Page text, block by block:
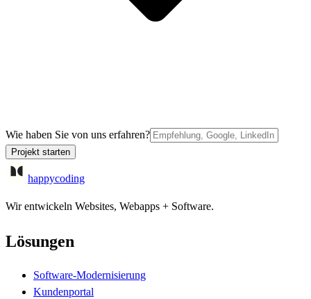
Wie haben Sie von uns erfahren?
Projekt starten
happycoding
Wir entwickeln Websites, Webapps + Software.
Lösungen
Software-Modernisierung
Kundenportal